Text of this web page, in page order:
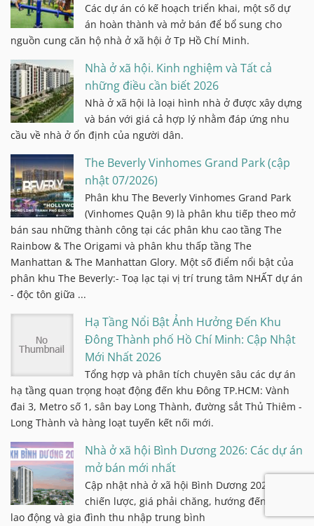
Các dự án có kế hoạch triển khai, một số dự
án hoàn thành và mở bán để bổ sung cho
nguồn cung căn hộ nhà ở xã hội ở Tp Hồ Chí Minh.
Nhà ở xã hội. Kinh nghiệm và Tất cả
những điều cần biết 2026
Nhà ở xã hội là loại hình nhà ở được xây dựng
và bán với giá cả hợp lý nhằm đáp ứng nhu
cầu về nhà ở ổn định của người dân.
The Beverly Vinhomes Grand Park (cập
nhật 07/2026)
Phân khu The Beverly Vinhomes Grand Park
(Vinhomes Quận 9) là phân khu tiếp theo mở
bán sau những thành công tại các phân khu cao tầng The
Rainbow & The Origami và phân khu thấp tầng The
Manhattan & The Manhattan Glory. Một số điểm nổi bật của
phân khu The Beverly:- Toạ lạc tại vị trí trung tâm NHẤT dự án
- độc tôn giữa ...
Hạ Tầng Nổi Bật Ảnh Hưởng Đến Khu
Đông Thành phố Hồ Chí Minh: Cập Nhật
Mới Nhất 2026
Tổng hợp và phân tích chuyên sâu các dự án
hạ tầng quan trọng hoạt động đến khu Đông TP.HCM: Vành
đai 3, Metro số 1, sân bay Long Thành, đường sắt Thủ Thiêm -
Long Thành và hàng loạt tuyến kết nối mới.
Nhà ở xã hội Bình Dương 2026: Các dự án
mở bán mới nhất
Cập nhật nhà ở xã hội Bình Dương 2025 vị trí
chiến lược, giá phải chăng, hướng đến người
lao động và gia đình thu nhập trung bình